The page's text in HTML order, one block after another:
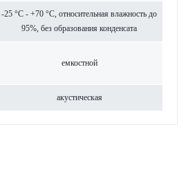
-25 °C - +70 °C, относительная влажность до
95%, без обра­зования конденсата
емкос­тной
аку­стическая